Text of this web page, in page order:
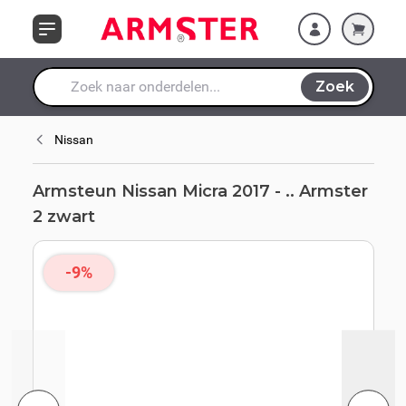
Waar ben je naar op zoek?
Zoek
Nissan
Armsteun Nissan Micra 2017 - .. Armster
2 zwart
-9%